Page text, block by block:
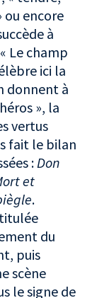
ou encore
à
Le champ
ici la
donnent à
», la
vertus
fait le bilan
:Don
et
.
du
puis
scène
le signe de